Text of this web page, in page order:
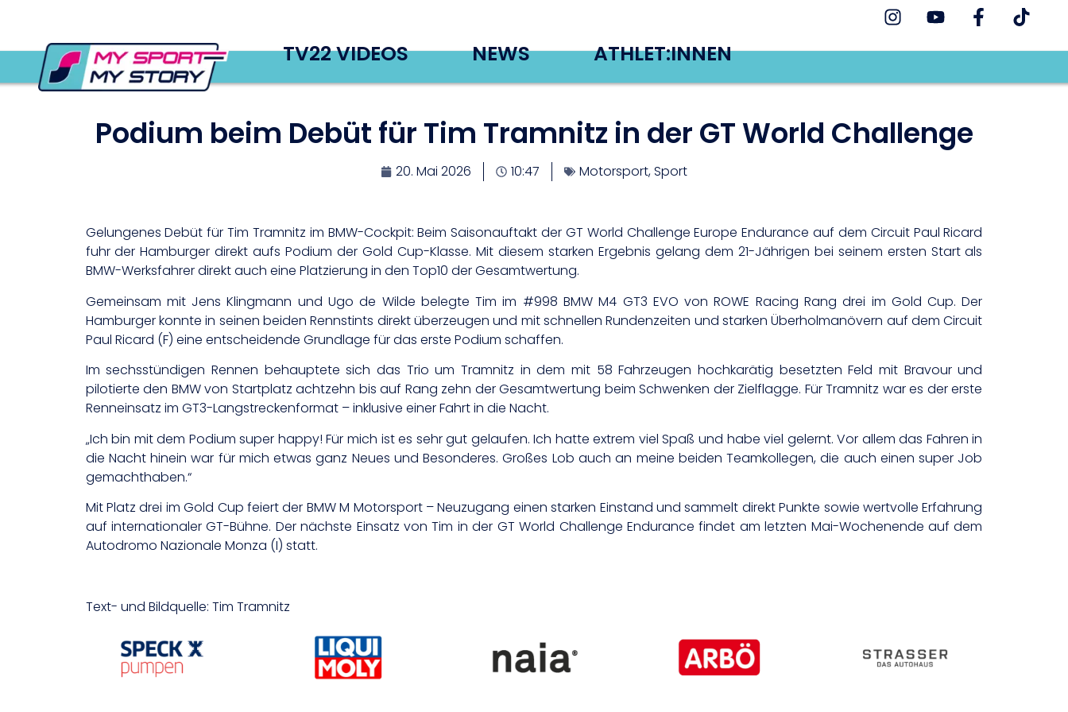
TV22 VIDEOS NEWS ATHLET:INNEN
Podium beim Debüt für Tim Tramnitz in der GT World Challenge
20. Mai 2026 10:47 Motorsport,Sport
Gelungenes Debüt für Tim Tramnitz im BMW-Cockpit: Beim Saisonauftakt der GT World Challenge Europe Endurance auf dem Circuit Paul Ricard
fuhr der Hamburger direkt aufs Podium der Gold Cup-Klasse. Mit diesem starken Ergebnis gelang dem 21-Jährigen bei seinem ersten Start als
BMW-Werksfahrer direkt auch eine Platzierung in den Top10 der Gesamtwertung.
Gemeinsam mit Jens Klingmann und Ugo de Wilde belegte Tim im #998 BMW M4 GT3 EVO von ROWE Racing Rang drei im Gold Cup. Der
Hamburger konnte in seinen beiden Rennstints direkt überzeugen und mit schnellen Rundenzeiten und starken Überholmanövern auf dem Circuit
Paul Ricard (F) eine entscheidende Grundlage für das erste Podium schaffen.
Im sechsstündigen Rennen behauptete sich das Trio um Tramnitz in dem mit 58 Fahrzeugen hochkarätig besetzten Feld mit Bravour und
pilotierte den BMW von Startplatz achtzehn bis auf Rang zehn der Gesamtwertung beim Schwenken der Zielflagge. Für Tramnitz war es der erste
Renneinsatz im GT3-Langstreckenformat – inklusive einer Fahrt in die Nacht.
„Ich bin mit dem Podium super happy! Für mich ist es sehr gut gelaufen. Ich hatte extrem viel Spaß und habe viel gelernt. Vor allem das Fahren in
die Nacht hinein war für mich etwas ganz Neues und Besonderes. Großes Lob auch an meine beiden Teamkollegen, die auch einen super Job
gemachthaben.“
Mit Platz drei im Gold Cup feiert der BMW M Motorsport – Neuzugang einen starken Einstand und sammelt direkt Punkte sowie wertvolle Erfahrung
auf internationaler GT-Bühne. Der nächste Einsatz von Tim in der GT World Challenge Endurance findet am letzten Mai-Wochenende auf dem
Autodromo Nazionale Monza (I) statt.
Text- und Bildquelle: Tim Tramnitz